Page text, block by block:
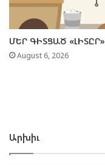
ՄԵՐ ԳԻՏՑԱԾ
August 6, 2026
Արխիւ